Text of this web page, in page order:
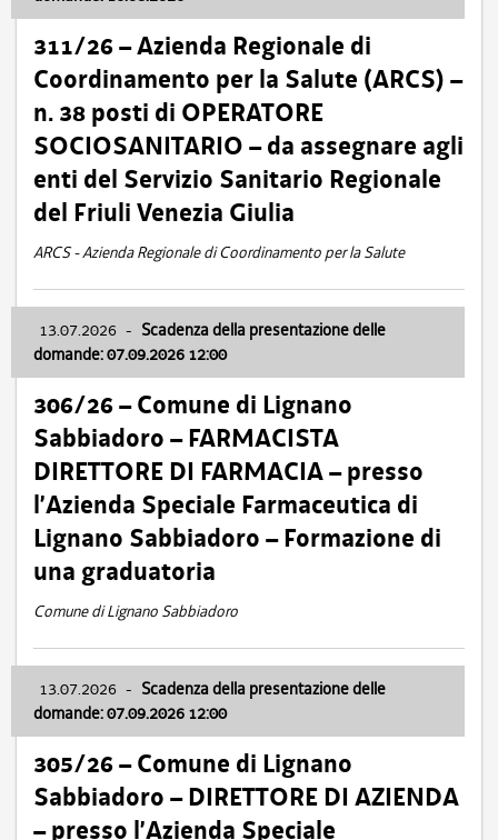
311/26 – Azienda Regionale di
Coordinamento per la Salute (ARCS) –
n. 38 posti di OPERATORE
SOCIOSANITARIO – da assegnare agli
enti del Servizio Sanitario Regionale
del Friuli Venezia Giulia
ARCS - Azienda Regionale di Coordinamento per la Salute
13.07.2026 - Scadenza della presentazione delle
domande: 07.09.2026 12:00
306/26 – Comune di Lignano
Sabbiadoro – FARMACISTA
DIRETTORE DI FARMACIA – presso
l’Azienda Speciale Farmaceutica di
Lignano Sabbiadoro – Formazione di
una graduatoria
Comune di Lignano Sabbiadoro
13.07.2026 - Scadenza della presentazione delle
domande: 07.09.2026 12:00
305/26 – Comune di Lignano
Sabbiadoro – DIRETTORE DI AZIENDA
– presso l’Azienda Speciale